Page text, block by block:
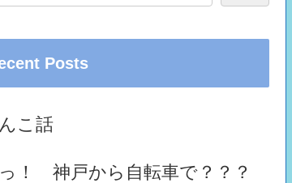
Posts
こ話
！ 神戸から自転車で？？？